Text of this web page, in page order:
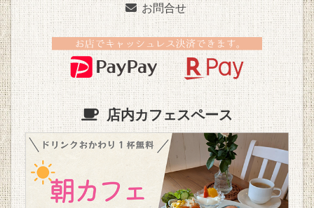
お問合せ
店内カフェスペース